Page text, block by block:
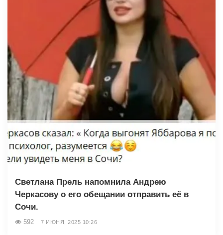
Светлана Прель напомнила Андрею
Черкасову о его обещании отправить её в
Сочи.
592 7 ИЮНЯ, 2025 10:26